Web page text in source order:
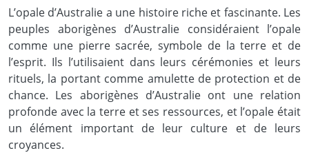
L’opale d’Australie a une histoire riche et fascinante. Les
peuples aborigènes d’Australie considéraient l’opale
comme une pierre sacrée, symbole de la terre et de
l’esprit. Ils l’utilisaient dans leurs cérémonies et leurs
rituels, la portant comme amulette de protection et de
chance. Les aborigènes d’Australie ont une relation
profonde avec la terre et ses ressources, et l’opale était
un élément important de leur culture et de leurs
croyances.